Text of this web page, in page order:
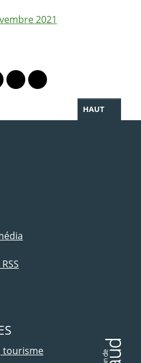
2021
BlueskyInstagram
le profil Linkedin
vers le profil Facebook
Lien vers le profil Twitter
Partager par WhatsApp
HAUT
tourisme